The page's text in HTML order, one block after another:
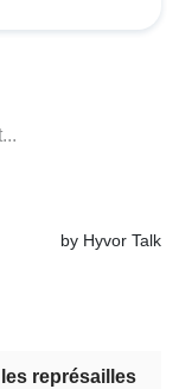
représailles